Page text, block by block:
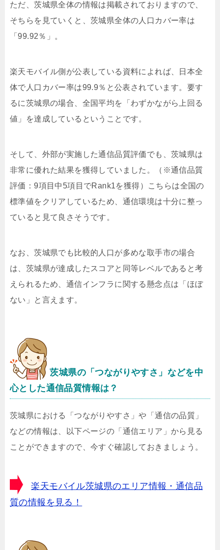
ただ、茨城県全体の情報は掲載されておりますので、
そちらを見ていくと、茨城県全体の人口カバー率は
「99.92％」。
楽天モバイル側が公表している資料によれば、日本全
体で人口カバー率は99.9％と公表されています。要す
るに茨城県の場合、全国平均を「わずかながら上回る
値」を達成しているということです。
そして、 外部が実施した通信品質評価でも、茨城県は
非常に優れた結果を獲得していました。（※通信品質
評価：9項目中5項目でRank1を獲得）
こちらは全国の
標準値をクリアしているため、通信環境は十分に整っ
ていると見て良さそうです。
なお、茨城県でも比較的人口が多めな取手市の場合
は、茨城県が達成したスコアと同等レベルであると考
えられるため、通信インフラに関する懸念点は「ほぼ
ない」と言えます。
茨城県の「つながりやすさ」などを中
心とした通信品質情報は？
茨城県における「つながりやすさ」や「通信の品質」
などの情報は、以下ページの「通信エリア」から見る
ことができますので、今すぐ確認しておきましょう。
楽天モバイル茨城県のエリア情報・通信品
質の情報を見る！